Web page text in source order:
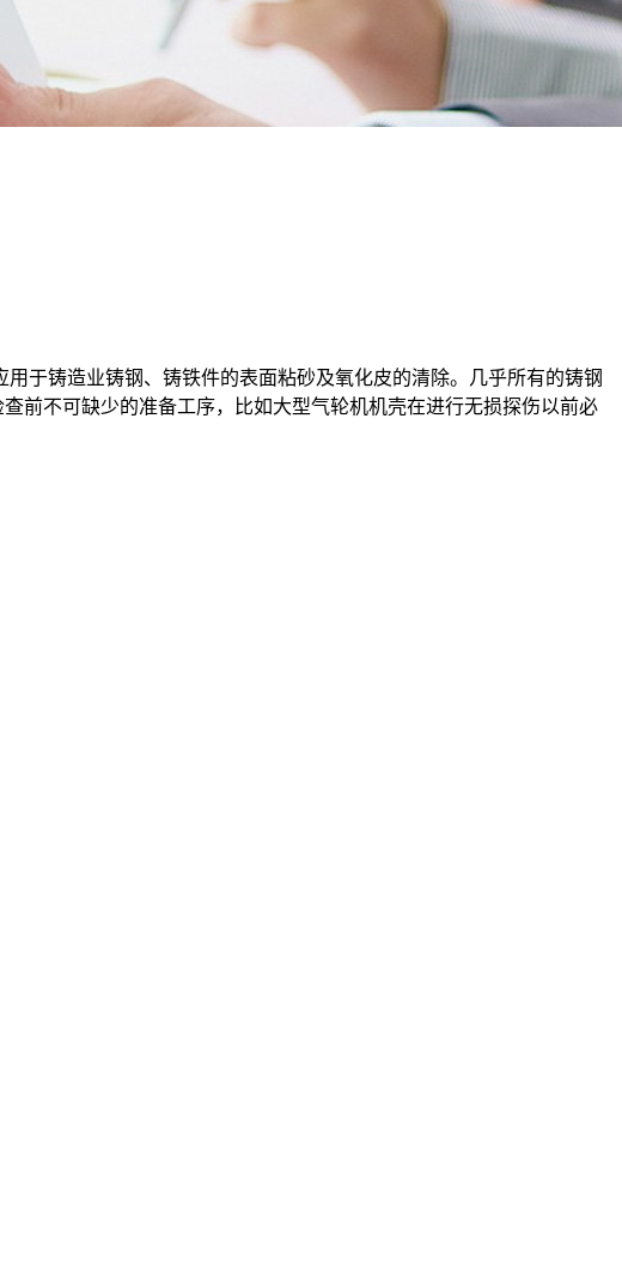
于铸造业铸钢、铸铁件的表面粘砂及氧化皮的清除。几乎所有的铸钢
前不可缺少的准备工序，比如大型气轮机机壳在进行无损探伤以前必